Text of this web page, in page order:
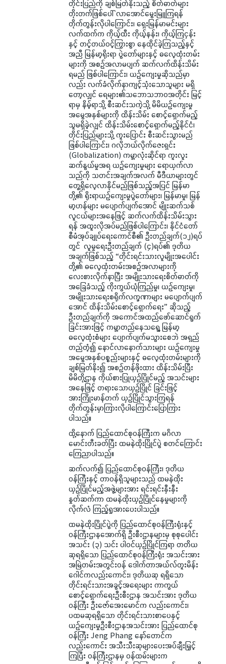
တိုင်းပြည်ကို ချစ်မြတ်နိုးသည့် စိတ်ဓာတ်များ
တိုးတက်ဖြစ်ပေါ် လာအောင်မွေးမြူကြရန်
တိုက်တွန်းလိုပါကြောင်း၊ ရှေးမြန်မာမင်းများ
လက်ထက်က ကိုယ့်ထီး ကိုယ့်နန်း၊ ကိုယ့်ကြငှန်း
နှင့် တင့်တယ်ဝင့်ကြွားစွာ နေထိုင်ခဲ့ကြသည့်နှင့်
အညီ မြန်မာ့ရိုးရာ ပွဲတော်များနှင့် ဓလေ့ထုံးတမ်း
များကို အစဉ်အလာမပျက် ဆက်လက်ထိန်းသိမ်း
ရမည် ဖြစ်ပါကြောင်း၊ ယဉ်ကျေးမှုဆိုသည်မှာ
လည်း လက်ခံလိုက်နာကျင့်သုံးသောသူများ မရှိ
တော့လျှင် ရေများ၏သဘောသဘာဝအတိုင်း မြင့်
ရာမှ နိမ့်ရာသို့ စီးဆင်းသကဲ့သို့ မိမိယဉ်ကျေးမှု
အမွေအနှစ်များကို ထိန်းသိမ်း စောင့်ရှောက်မည့်
သူမရှိခဲ့လျှင် ထိန်းသိမ်းစောင့်ရှောက်မည့်နိုင်ငံ၊
တိုင်းပြည်များသို့ ကူးပြောင်း စီးဆင်းသွားမည်
ဖြစ်ပါကြောင်း၊ ဂလိုဘယ်လိုက်ဇေးရှင်း
(Globalization) ကမ္ဘာလုံးဆိုင်ရာ ကူးလူး
ဆက်နွယ်မှုအရ ယဉ်ကျေးမှုများ ရောယှက်လာ
သည်ကို သတင်းအချက်အလက် မီဒီယာများတွင်
တွေ့ရှိလေ့လာနိုင်မည်ဖြစ်သည့်အပြင် မြန်မာ
တို့၏ ရိုးရာယဉ်ကျေးမှုပွဲတော်များ၊ မြန်မာမှု၊ မြန်
မာ့ဟန်များ မပျောက်ပျက်အောင် မျိုးဆက်သစ်
လူငယ်များအနေဖြင့် ဆက်လက်ထိန်းသိမ်းသွား
ရန် အထူးလိုအပ်မည်ဖြစ်ပါကြောင်း၊ နိုင်ငံတော်
စီမံအုပ်ချုပ်ရေးကောင်စီ၏ ဦးတည်ချက်(၁၂)ရပ်
တွင် လူမှုရေးဦးတည်ချက် (၄)ရပ်၏ ဒုတိယ
အချက်ဖြစ်သည့် “တိုင်းရင်းသားလူမျိုးအပေါင်း
တို့၏ ဓလေ့ထုံးတမ်းအစဉ်အလာများကို
လေးစားလိုက်နာပြီး အမျိုးသားရေးစိတ်ဓာတ်ကို
အခြေခံသည့် ကိုးကွယ်ယုံကြည်မှု၊ ယဉ်ကျေးမှု၊
အမျိုးသားရေးစရိုက်လက္ခဏာများ မပျောက်ပျက်
အောင် ထိန်းသိမ်းစောင့်ရှောက်ရေး” ဆိုသည့်
ဦးတည်ချက်ကို အကောင်အထည်ဖော်ဆောင်ရွက်
ခြင်းအားဖြင့် ကမ္ဘာတည်နေသရွေ့ မြန်မာ့
ဓလေ့ထုံးစံများ ပျောက်ပျက်မသွားစေဘဲ အရှည်
တည်တံ့၍ နောင်လာနောက်သားများ ယဉ်ကျေးမှု
အမွေအနှစ်ပစ္စည်းများနှင့် ဓလေ့ထုံးတမ်းများကို
ချစ်မြတ်နိုး၍ အစဉ်တန်ဖိုးထား ထိန်းသိမ်းပြီး
မိမိတို့ဌာန ကိုယ်စားပြုယှဉ်ပြိုင်မည့် အသင်းများ
အနေဖြင့် တရားသောယှဉ်ပြိုင် ခြင်းဖြင့်
အားကြိုးမာန်တက် ယှဉ်ပြိုင်သွားကြရန်
တိုက်တွန်းမှာကြားလိုပါကြောင်းပြောကြား
ပါသည်။
ထို့နောက် ပြည်ထောင်စုဝန်ကြီးက မင်္ဂလာ
မောင်းတီးခတ်ပြီး ထမနဲထိုးပြိုင်ပွဲ စတင်ကြောင်း
ကြေညာပါသည်။
ဆက်လက်၍ ပြည်ထောင်စုဝန်ကြီး၊ ဒုတိယ
ဝန်ကြီးနှင့် တာဝန်ရှိသူများသည် ထမနဲထိုး
ယှဉ်ပြိုင်မည့်အဖွဲ့များအား ရင်းရင်းနှီးနှီး
နှုတ်ဆက်ကာ ထမနဲထိုးယှဉ်ပြိုင်နေမှုများကို
လိုက်လံ ကြည့်ရှုအားပေးပါသည်။
ထမနဲထိုးပြိုင်ပွဲကို ပြည်ထောင်စုဝန်ကြီးရုံးနှင့်
ဝန်ကြီးဌာနအောက်ရှိ ဦးစီးဌာနများမှ စုစုပေါင်း
အသင်း (၃) သင်း ပါဝင်ယှဉ်ပြိုင်ကြရာ တတိယ
ဆုရရှိသော ပြည်ထောင်စုဝန်ကြီးရုံး အသင်းအား
အမြဲတမ်းအတွင်းဝန် ဒေါက်တာအယ်လ်တူးမိန်း
ဂေါင်ကလည်းကောင်း၊ ဒုတိယဆု ရရှိသော
တိုင်းရင်းသားအခွင့်အရေးများ ကာကွယ်
စောင့်ရှောက်ရေးဦးစီးဌာန အသင်းအား ဒုတိယ
ဝန်ကြီး ဦးဇော်အေးမောင်က လည်းကောင်း၊
ပထမဆုရရှိသော တိုင်းရင်းသားစာပေနှင့်
ယဉ်ကျေးမှုဦးစီးဌာနအသင်းအား ပြည်ထောင်စု
ဝန်ကြီး Jeng Phang နော်တောင်က
လည်းကောင်း အသီးသီးဆုများပေးအပ်ချီးမြှင့်
ကြပြီး ဝန်ကြီးဌာနမှ ဝန်ထမ်းများက